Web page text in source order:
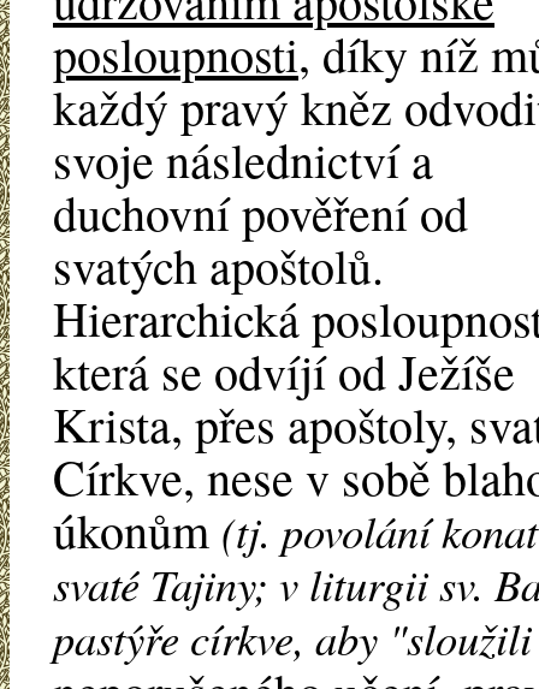
posloupnosti, díky níž
každý pravý kněz
svoje následnictví a
duchovní pověření od
svatých apoštolů.
Hierarchická
která se odvíjí od Ježíše
Krista, přes apoštoly,
Církve, nese v sobě
úkonům (tj. povolání
svaté Tajiny; v liturgii sv.
pastýře církve, aby